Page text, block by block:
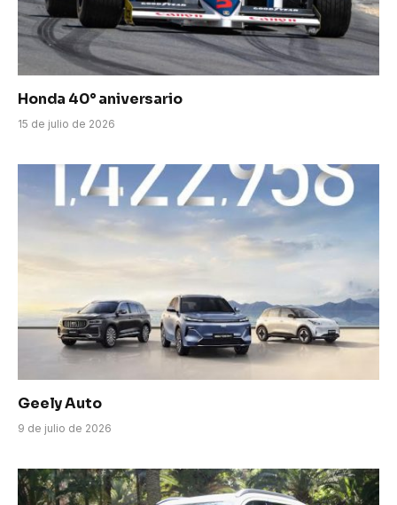
Honda 40° aniversario
15 de julio de 2026
Geely Auto
9 de julio de 2026